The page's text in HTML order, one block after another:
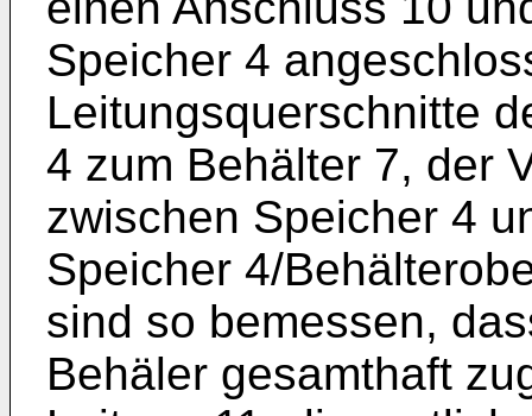
Speicher 4
Leitungsquerschnitte
4 zum Behälter 7, der
zwischen Speicher 4
Speicher 4/
sind so bemessen,
Behäler gesamthaft